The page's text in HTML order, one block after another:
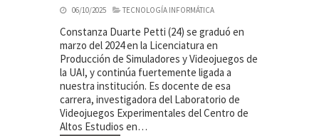
06/10/2025 TECNOLOGÍA INFORMÁTICA
Constanza Duarte Petti (24) se graduó en
marzo del 2024 en la Licenciatura en
Producción de Simuladores y Videojuegos de
la UAI, y continúa fuertemente ligada a
nuestra institución. Es docente de esa
carrera, investigadora del Laboratorio de
Videojuegos Experimentales del Centro de
Altos Estudios en…